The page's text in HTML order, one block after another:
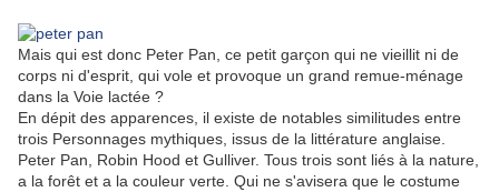
Mais qui est donc Peter Pan, ce petit garçon qui ne vieillit ni de
corps ni d'esprit, qui vole et provoque un grand remue-ménage
dans la Voie lactée ?
En dépit des apparences, il existe de notables similitudes entre
trois Personnages mythiques, issus de la littérature anglaise.
Peter Pan, Robin Hood et Gulliver. Tous trois sont liés à la nature,
a la forêt et a la couleur verte. Qui ne s'avisera que le costume